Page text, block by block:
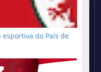
do País de